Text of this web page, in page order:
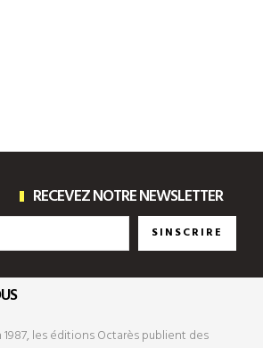
RECEVEZ NOTRE NEWSLETTER
SINSCRIRE
les éditions Octarès publient des